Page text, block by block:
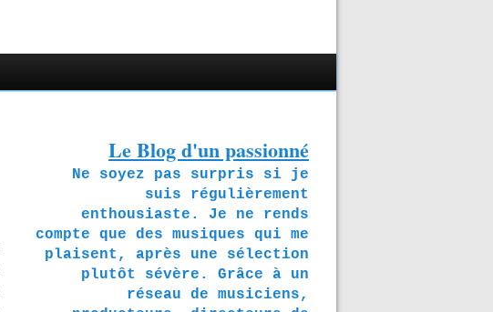
Le Blog d'un passionné
Ne soyez pas surpris si je
suis régulièrement
enthousiaste. Je ne rends
compte que des musiques qui me
plaisent, après une sélection
plutôt sévère. Grâce à un
réseau de musiciens,